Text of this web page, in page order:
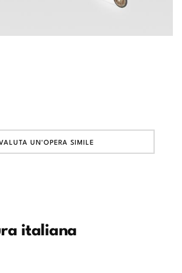
italiana
UN'OPERA SIMILE